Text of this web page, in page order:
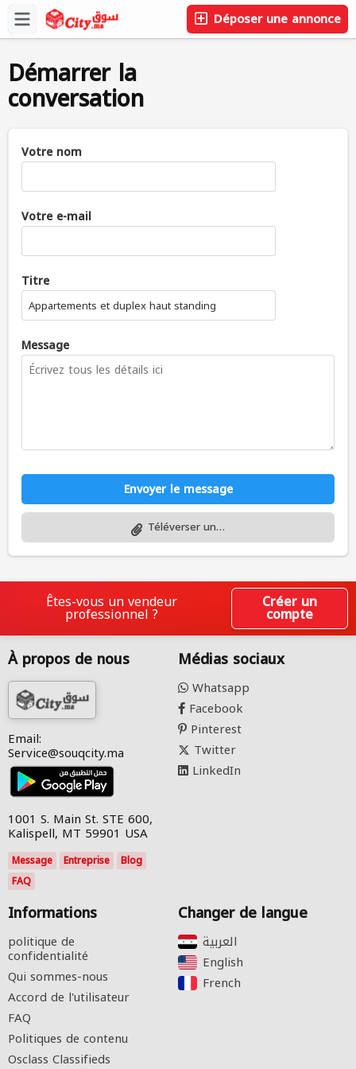
Déposer une annonce
Démarrer la
conversation
Votre nom
Votre e-mail
Titre
Appartements et duplex haut standing
Message
Envoyer le message
Téléverser un fichier
Êtes-vous un vendeur
professionnel ?
Créer un
compte
À propos de nous
Email:
Service@souqcity.ma
1001 S. Main St. STE 600,
Kalispell, MT 59901 USA
Message Entreprise
Blog
FAQ
Médias sociaux
Whatsapp
Facebook
Pinterest
Twitter
LinkedIn
Informations
politique de
confidentialité
Qui sommes-nous
Accord de l'utilisateur
FAQ
Politiques de contenu
Osclass Classifieds
Changer de langue
English‎
French‎